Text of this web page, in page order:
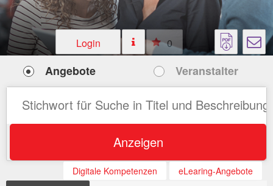
Login 0
Angebote Veranstalter
Anzeigen
Digitale Kompetenzen
eLearing-Angebote